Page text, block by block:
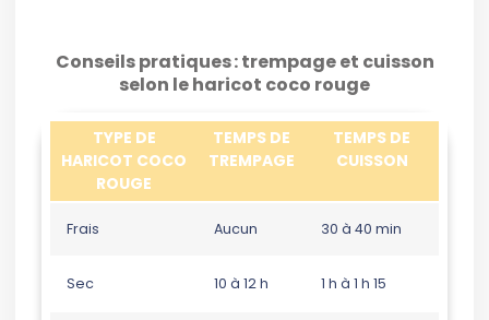
Conseils pratiques : trempage et cuisson
selon le haricot coco rouge
TYPE DE
HARICOT COCO
ROUGE
TEMPS DE
TREMPAGE
TEMPS DE
CUISSON
Frais Aucun 30 à 40 min
Sec 10 à 12 h 1 h à 1 h 15